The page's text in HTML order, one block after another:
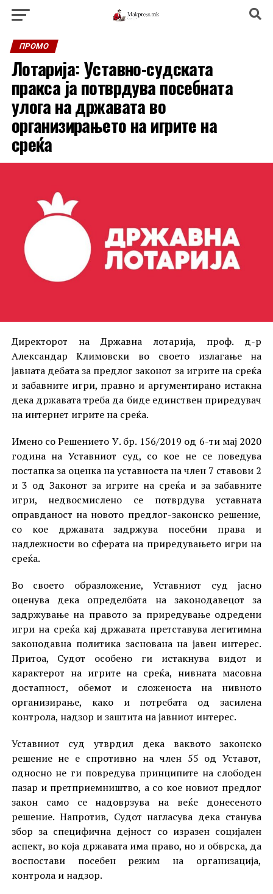
ПРОМО
Лотарија: Уставно-судската
пракса ја потврдува посебната
улога на државата во
организирањето на игрите на
среќа
Директорот на Државна лотарија, проф. д-р
Александар Климовски во своето излагање на
јавната дебата за предлог законот за игрите на среќа
и забавните игри, правно и аргументирано истакна
дека државата треба да биде единствен приредувач
на интернет игрите на среќа.
Имено со Решението У. бр. 156/2019 од 6-ти мај 2020
година на Уставниот суд, со кое не се поведува
постапка за оценка на уставноста на член 7 ставови 2
и 3 од Законот за игрите на среќа и за забавните
игри, недвосмислено се потврдува уставната
оправданост на новото предлог-законско решение,
со кое државата задржува посебни права и
надлежности во сферата на приредувањето игри на
среќа.
Во своето образложение, Уставниот суд јасно
оценува дека определбата на законодавецот за
задржување на правото за приредување одредени
игри на среќа кај државата претставува легитимна
законодавна политика заснована на јавен интерес.
Притоа, Судот особено ги истакнува видот и
карактерот на игрите на среќа, нивната масовна
достапност, обемот и сложеноста на нивното
организирање, како и потребата од засилена
контрола, надзор и заштита на јавниот интерес.
Уставниот суд утврдил дека ваквото законско
решение не е спротивно на член 55 од Уставот,
односно не ги повредува принципите на слободен
пазар и претприемништво, а со кое новиот предлог
закон само се надоврзува на веќе донесеното
решение. Напротив, Судот нагласува дека станува
збор за специфична дејност со изразен социјален
аспект, во која државата има право, но и обврска, да
воспостави посебен режим на организација,
контрола и надзор.